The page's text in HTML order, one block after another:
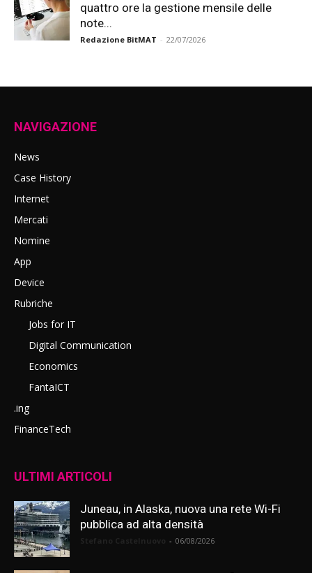
quattro ore la gestione mensile delle
note...
Redazione BitMAT - 22/07/2026
NAVIGAZIONE
News
Case History
Internet
Mercati
Nomine
App
Device
Rubriche
Jobs for IT
Digital Communication
Economics
FantaICT
.ing
FinanceTech
ULTIMI ARTICOLI
Juneau, in Alaska, nuova una rete Wi-Fi
pubblica ad alta densità
- 06/08/2026